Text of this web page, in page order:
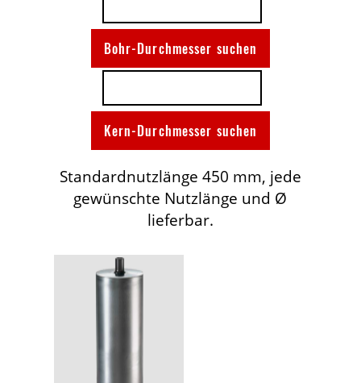
Standardnutzlänge 450 mm, jede
gewünschte Nutzlänge und Ø
lieferbar.